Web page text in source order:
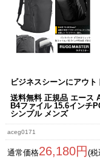
ビジネスシーンにアウ
送料無料 正規品 エース
B4ファイル 15.6インチ
シンプル メンズ
aceg0171
通常価格26,180円 (税